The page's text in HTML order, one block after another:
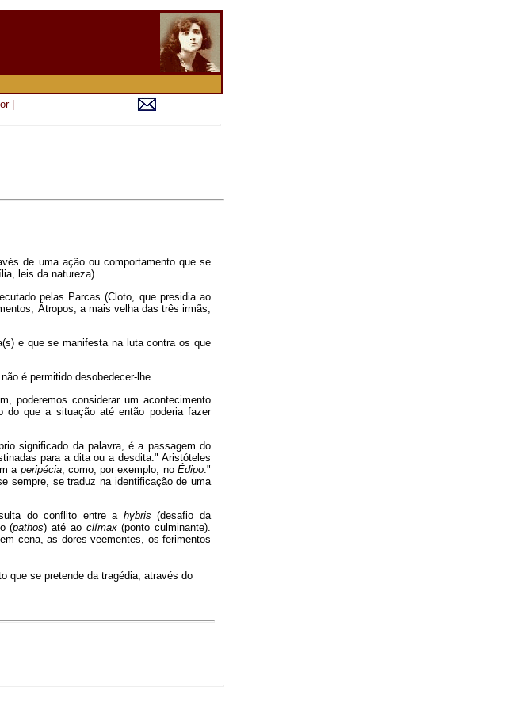
|
de uma ação ou comportamento que se
leis da natureza).
pelas Parcas (Cloto, que presidia ao
Átropos, a mais velha das três irmãs,
e que se manifesta na luta contra os que
é permitido desobedecer-lhe.
poderemos considerar um acontecimento
do que a situação até então poderia fazer
significado da palavra, é a passagem do
para a dita ou a desdita." Aristóteles
a peripécia, como, por exemplo, noÉdipo ."
sempre, se traduz na identificação de uma
do conflito entre a hybris (desafio da
(pathos) até ao clímax(ponto culminante).
cena, as dores veementes, os ferimentos
que se pretende da tragédia, através do